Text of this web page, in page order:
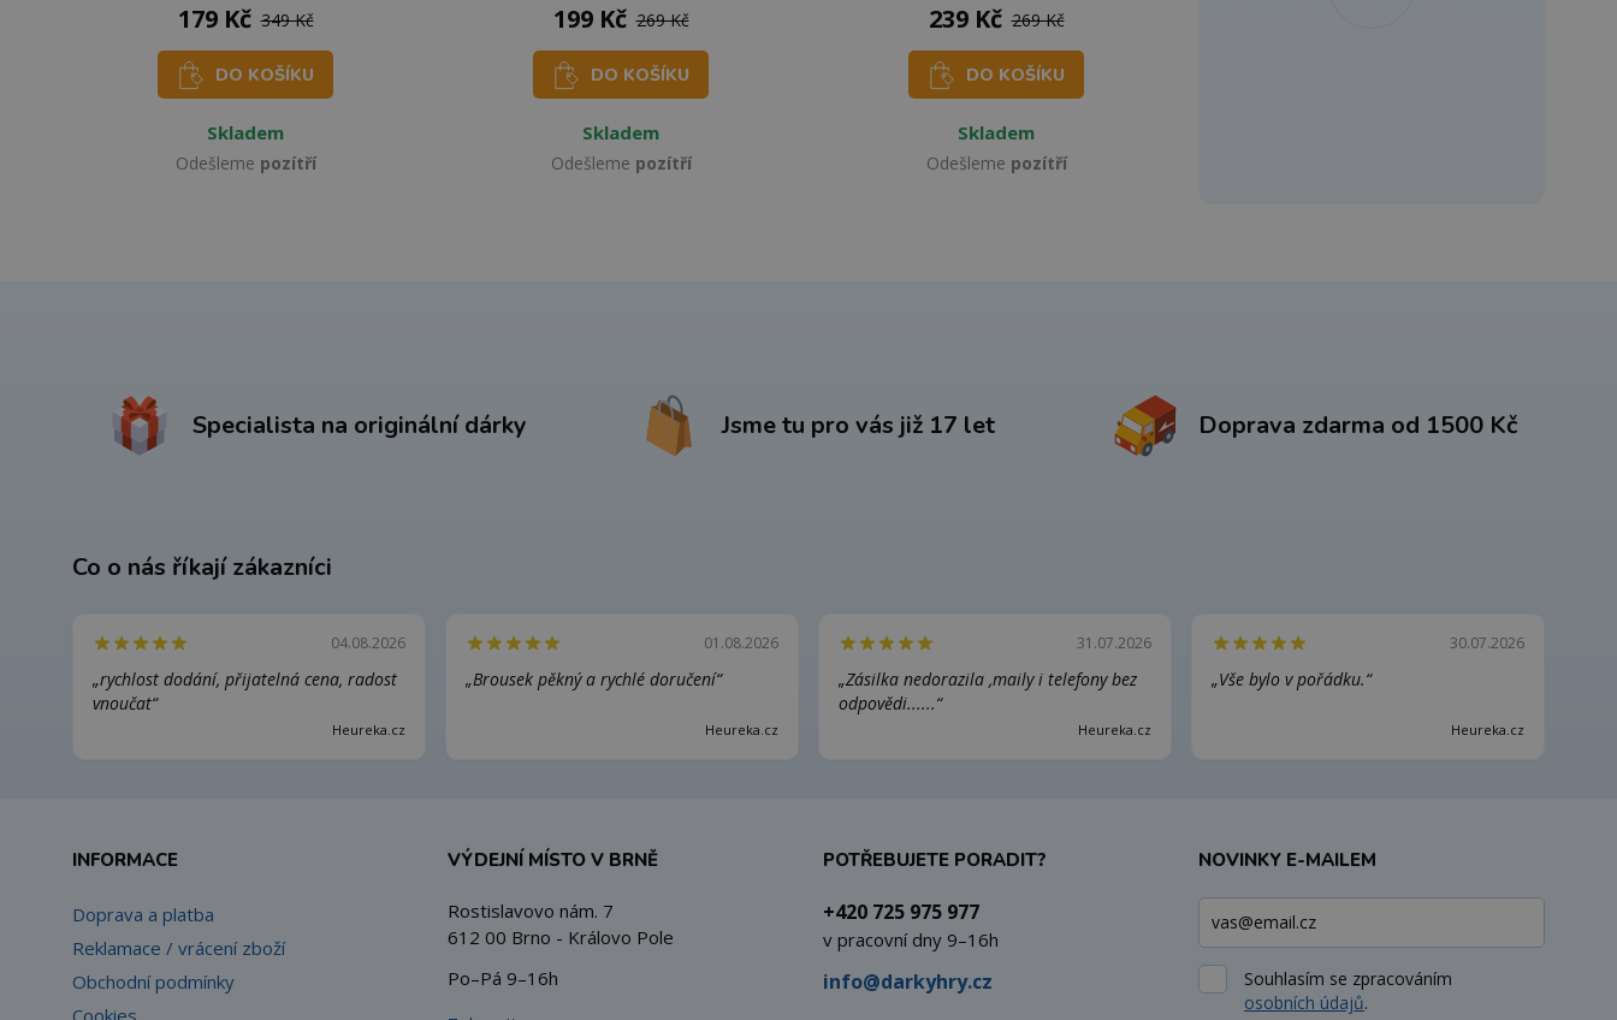
179 Kč 349 Kč
DO KOŠÍKU
Skladem
Odešleme pozítří
199 Kč 269 Kč
DO KOŠÍKU
Skladem
Odešleme pozítří
239 Kč 269 Kč
DO KOŠÍKU
Skladem
Odešleme pozítří
Specialista na originální dárky Jsme tu pro vás již 17 let Doprava zdarma od 1500 Kč
Co o nás říkají zákazníci
04.08.2026
„rychlost dodání, přijatelná cena, radost
vnoučat“
Heureka.cz
01.08.2026
„Brousek pěkný a rychlé doručení“
Heureka.cz
31.07.2026
„Zásilka nedorazila ,maily i telefony bez
odpovědi......“
Heureka.cz
30.07.2026
„Vše bylo v pořádku.“
Heureka.cz
INFORMACE
Doprava a platba
Reklamace / vrácení zboží
Obchodní podmínky
Cookies
VÝDEJNÍ MÍSTO V BRNĚ
Rostislavovo nám. 7
612 00 Brno - Královo Pole
Po–Pá 9–16h
POTŘEBUJETE PORADIT?
+420 725 975 977
v pracovní dny 9–16h
info@darkyhry.cz
NOVINKY E-MAILEM
Souhlasím se zpracováním
osobních údajů.